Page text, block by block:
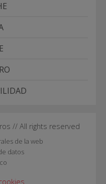
// All rights reserved
de la web
datos